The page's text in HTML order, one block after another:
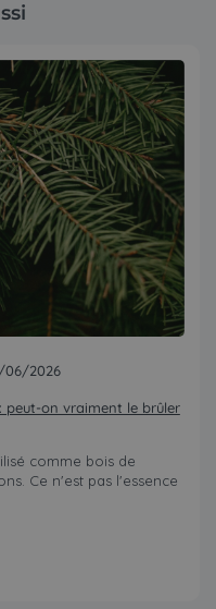
06/2026
peut-on vraiment le brûler
comme bois de
Ce n'est pas l'essence